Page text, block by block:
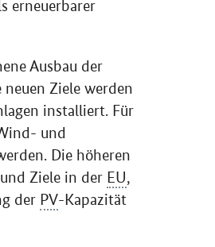
erneuerbarer
Ausbau der
Ziele werden
installiert. Für
und
Die höheren
Ziele in der EU,
der PV-Kapazität